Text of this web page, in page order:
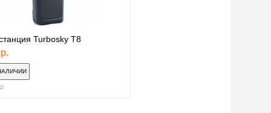
Turbosky T8